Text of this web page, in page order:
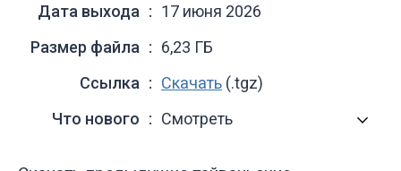
Дата выхода
17 июня 2026
Размер файла
6,23 ГБ
Ссылка
Скачать (.tgz)
Что нового
Смотреть